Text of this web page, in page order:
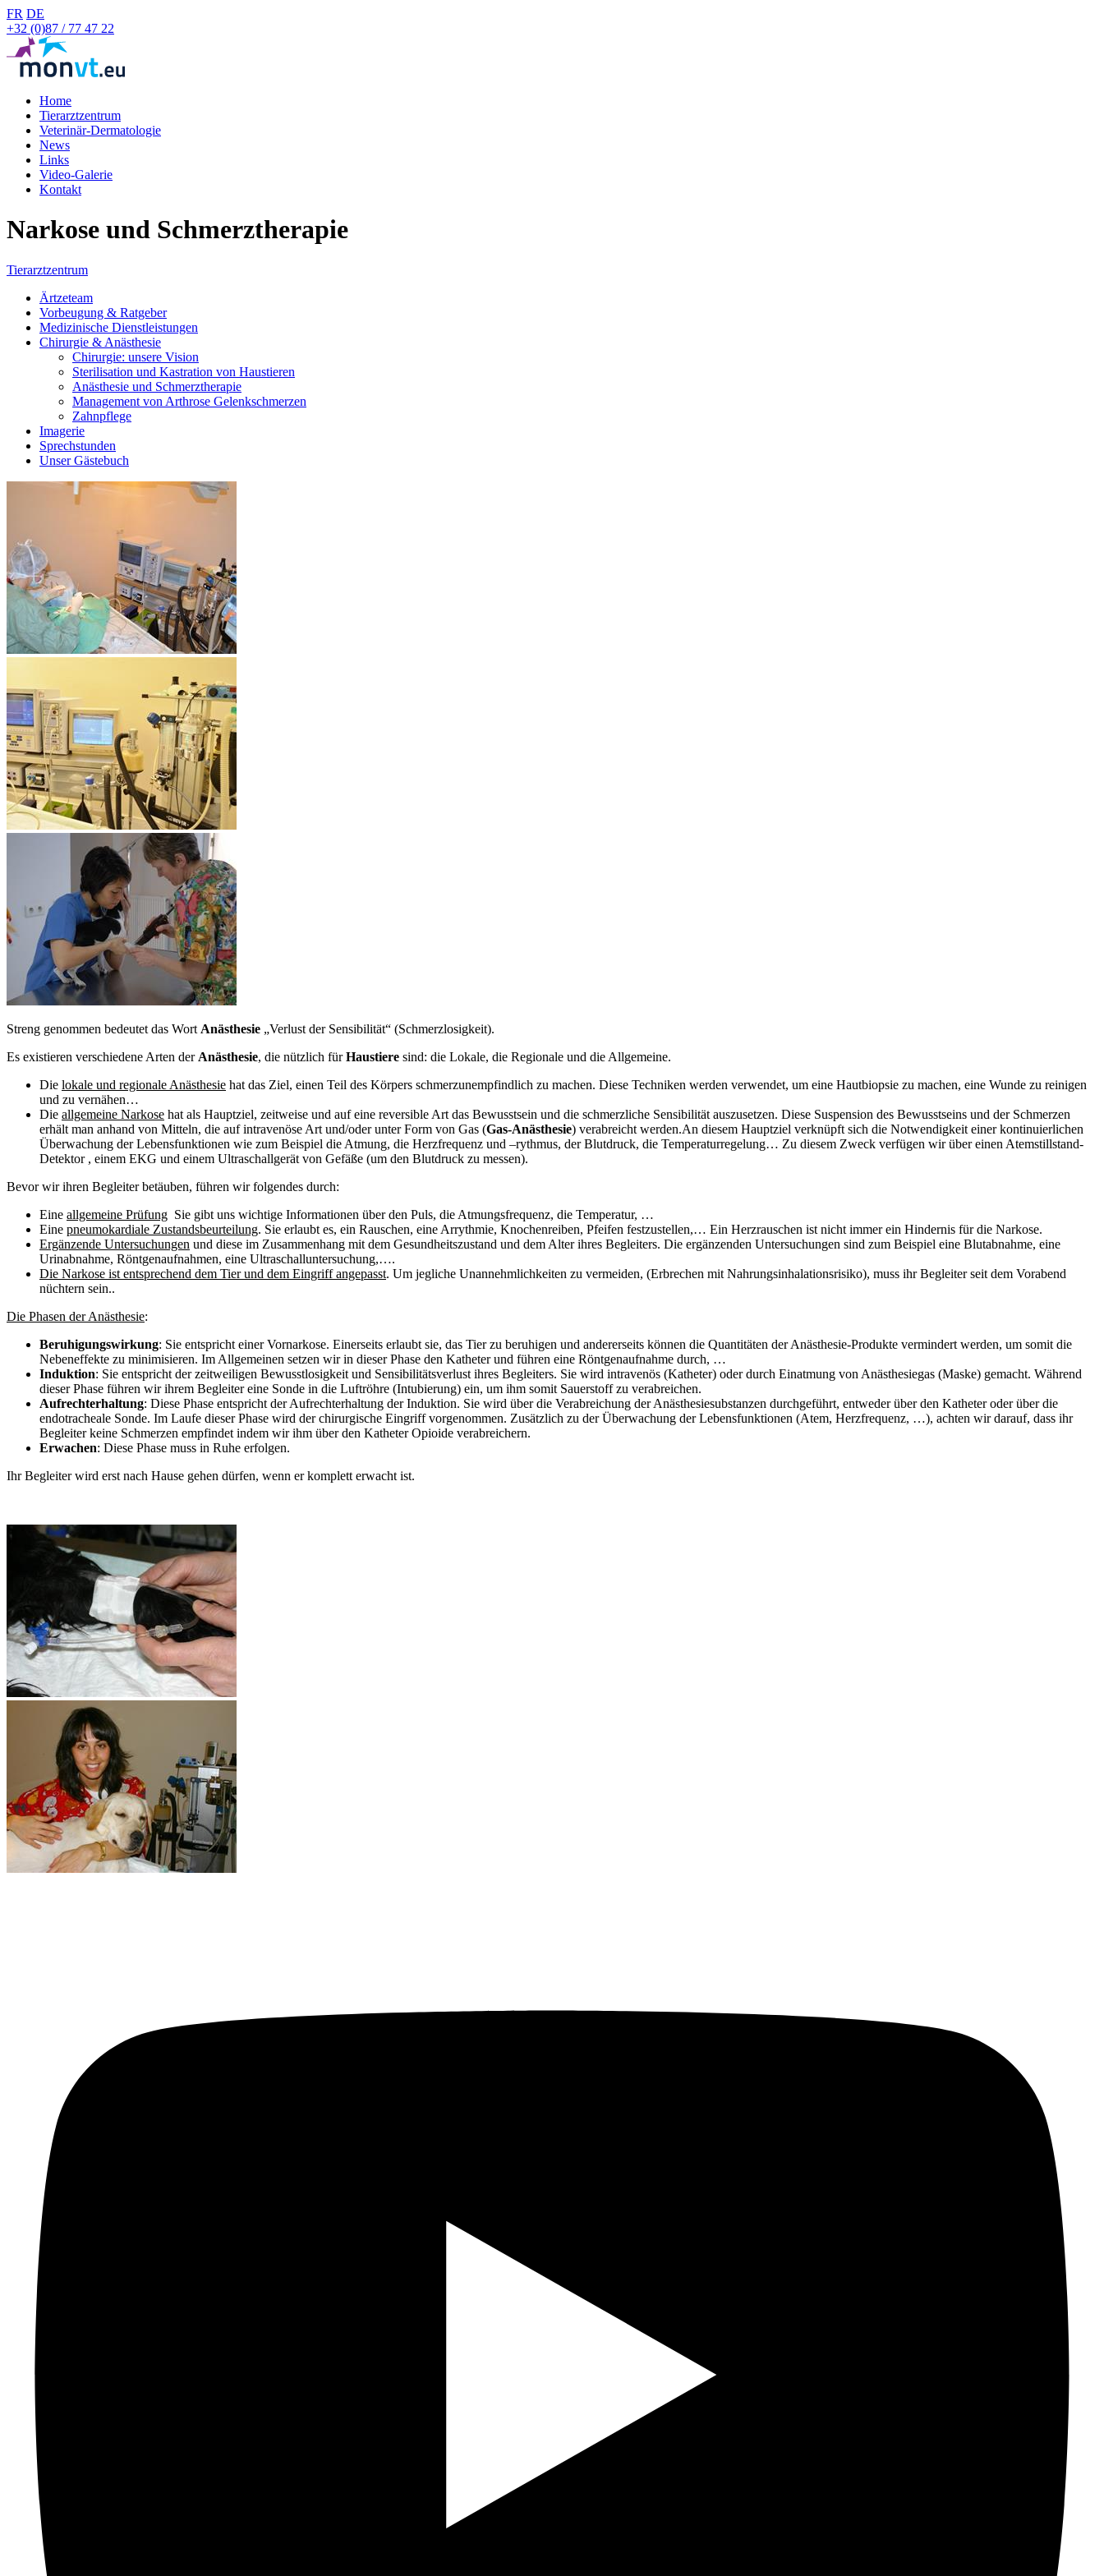
FR DE
+32 (0)87 / 77 47 22
Home
Tierarztzentrum
Veterinär-Dermatologie
News
Links
Video-Galerie
Kontakt
Narkose und Schmerztherapie
Tierarztzentrum
Ärtzeteam
Vorbeugung & Ratgeber
Medizinische Dienstleistungen
Chirurgie & Anästhesie
Chirurgie: unsere Vision
Sterilisation und Kastration von Haustieren
Anästhesie und Schmerztherapie
Management von Arthrose Gelenkschmerzen
Zahnpflege
Imagerie
Sprechstunden
Unser Gästebuch
Streng genommen bedeutet das Wort Anästhesie „Verlust der Sensibilität“ (Schmerzlosigkeit).
Es existieren verschiedene Arten der Anästhesie, die nützlich fürHaustiere sind: die Lokale, die Regionale und die Allgemeine.
Die lokale und regionale Anästhesie hat das Ziel, einen Teil des Körpers schmerzunempfindlich zu machen. Diese Techniken werden verwendet, um eine Hautbiopsie zu machen, eine Wunde zu reinigen
und zu vernähen…
Die allgemeine Narkose hat als Hauptziel, zeitweise und auf eine reversible Art das Bewusstsein und die schmerzliche Sensibilität auszusetzen. Diese Suspension des Bewusstseins und der Schmerzen
erhält man anhand von Mitteln, die auf intravenöse Art und/oder unter Form von Gas (Gas-Anästhesie) verabreicht werden.An diesem Hauptziel verknüpft sich die Notwendigkeit einer kontinuierlichen
Überwachung der Lebensfunktionen wie zum Beispiel die Atmung, die Herzfrequenz und –rythmus, der Blutdruck, die Temperaturregelung… Zu diesem Zweck verfügen wir über einen Atemstillstand-
Detektor , einem EKG und einem Ultraschallgerät von Gefäße (um den Blutdruck zu messen).
Bevor wir ihren Begleiter betäuben, führen wir folgendes durch:
Eine allgemeine Prüfung Sie gibt uns wichtige Informationen über den Puls, die Atmungsfrequenz, die Temperatur, …
Eine pneumokardiale Zustandsbeurteilung. Sie erlaubt es, ein Rauschen, eine Arrythmie, Knochenreiben, Pfeifen festzustellen,… Ein Herzrauschen ist nicht immer ein Hindernis für die Narkose.
Ergänzende Untersuchungen und diese im Zusammenhang mit dem Gesundheitszustand und dem Alter ihres Begleiters. Die ergänzenden Untersuchungen sind zum Beispiel eine Blutabnahme, eine
Urinabnahme, Röntgenaufnahmen, eine Ultraschalluntersuchung,….
Die Narkose ist entsprechend dem Tier und dem Eingriff angepasst. Um jegliche Unannehmlichkeiten zu vermeiden, (Erbrechen mit Nahrungsinhalationsrisiko), muss ihr Begleiter seit dem Vorabend
nüchtern sein..
Die Phasen der Anästhesie:
Beruhigungswirkung: Sie entspricht einer Vornarkose. Einerseits erlaubt sie, das Tier zu beruhigen und andererseits können die Quantitäten der Anästhesie-Produkte vermindert werden, um somit die
Nebeneffekte zu minimisieren. Im Allgemeinen setzen wir in dieser Phase den Katheter und führen eine Röntgenaufnahme durch, …
Induktion: Sie entspricht der zeitweiligen Bewusstlosigkeit und Sensibilitätsverlust ihres Begleiters. Sie wird intravenös (Katheter) oder durch Einatmung von Anästhesiegas (Maske) gemacht. Während
dieser Phase führen wir ihrem Begleiter eine Sonde in die Luftröhre (Intubierung) ein, um ihm somit Sauerstoff zu verabreichen.
Aufrechterhaltung: Diese Phase entspricht der Aufrechterhaltung der Induktion. Sie wird über die Verabreichung der Anästhesiesubstanzen durchgeführt, entweder über den Katheter oder über die
endotracheale Sonde. Im Laufe dieser Phase wird der chirurgische Eingriff vorgenommen. Zusätzlich zu der Überwachung der Lebensfunktionen (Atem, Herzfrequenz, …), achten wir darauf, dass ihr
Begleiter keine Schmerzen empfindet indem wir ihm über den Katheter Opioide verabreichern.
Erwachen: Diese Phase muss in Ruhe erfolgen.
Ihr Begleiter wird erst nach Hause gehen dürfen, wenn er komplett erwacht ist.